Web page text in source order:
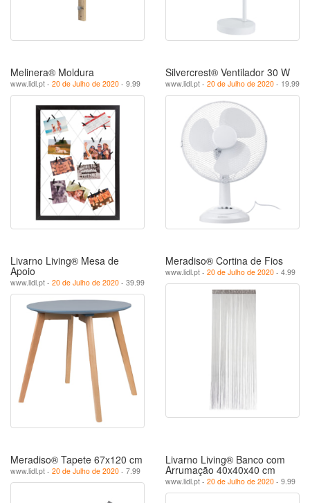
Melinera® Moldura
www.lidl.pt - 20 de Julho de 2020 - 9.99
Silvercrest® Ventilador 30 W
www.lidl.pt - 20 de Julho de 2020 - 19.99
Livarno Living® Mesa de
Apoio
www.lidl.pt - 20 de Julho de 2020 - 39.99
Meradiso® Cortina de Fios
www.lidl.pt - 20 de Julho de 2020 - 4.99
Meradiso® Tapete 67x120 cm
www.lidl.pt - 20 de Julho de 2020 - 7.99
Livarno Living® Banco com
Arrumação 40x40x40 cm
www.lidl.pt - 20 de Julho de 2020 - 9.99